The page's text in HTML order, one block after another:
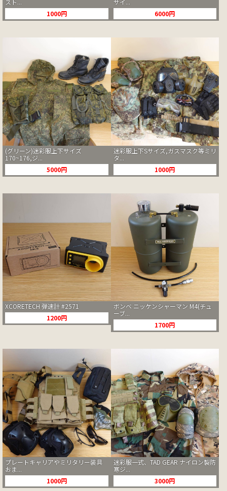
スト...
1000円
サイ...
6000円
(グリーン)迷彩服上下サイズ
170~176,ジ...
5000円
迷彩服上下Sサイズ,ガスマスク等ミリ
タ...
1000円
XCORETECH 弾速計 #2571
1200円
ボンベ ニッケンシャーマン M4(チュ
ーブ...
1700円
プレートキャリアやミリタリー装具
おま...
1000円
迷彩服一式、TAD GEAR ナイロン製防
寒ジ...
3000円